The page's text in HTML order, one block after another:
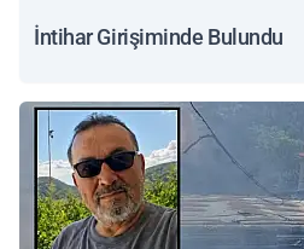
İntihar Girişiminde Bulundu